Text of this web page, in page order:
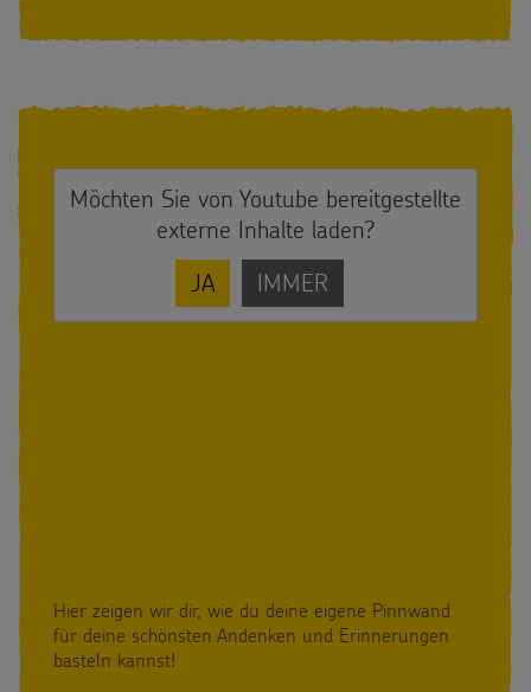
Möchten Sie von Youtube bereitgestellte
externe Inhalte laden?
JA
IMMER
Hier zeigen wir dir, wie du deine eigene Pinnwand
für deine schönsten Andenken und Erinnerungen
basteln kannst!